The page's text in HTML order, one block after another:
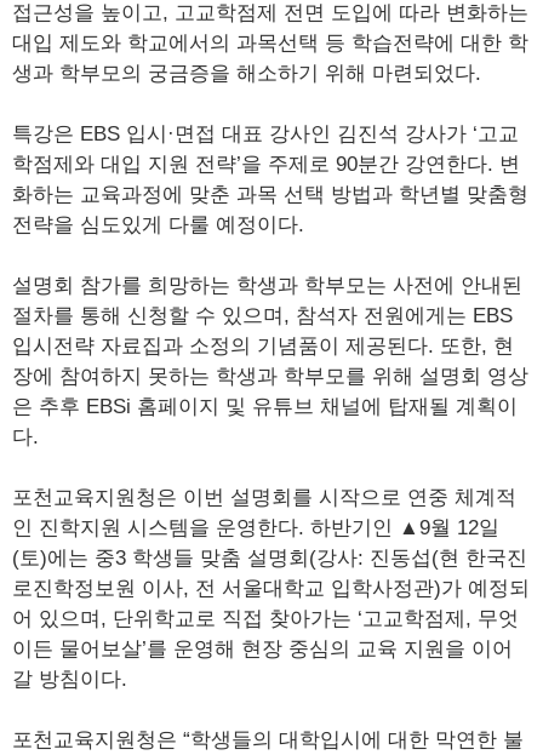
접근성을 높이고, 고교학점제 전면 도입에 따라 변화하는
대입 제도와 학교에서의 과목선택 등 학습전략에 대한 학
생과 학부모의 궁금증을 해소하기 위해 마련되었다.
특강은 EBS 입시·면접 대표 강사인 김진석 강사가 ‘고교
학점제와 대입 지원 전략’을 주제로 90분간 강연한다. 변
화하는 교육과정에 맞춘 과목 선택 방법과 학년별 맞춤형
전략을 심도있게 다룰 예정이다.
설명회 참가를 희망하는 학생과 학부모는 사전에 안내된
절차를 통해 신청할 수 있으며, 참석자 전원에게는 EBS
입시전략 자료집과 소정의 기념품이 제공된다. 또한, 현
장에 참여하지 못하는 학생과 학부모를 위해 설명회 영상
은 추후 EBSi 홈페이지 및 유튜브 채널에 탑재될 계획이
다.
포천교육지원청은 이번 설명회를 시작으로 연중 체계적
인 진학지원 시스템을 운영한다. 하반기인 ▲9월 12일
(토)에는 중3 학생들 맞춤 설명회(강사: 진동섭(현 한국진
로진학정보원 이사, 전 서울대학교 입학사정관)가 예정되
어 있으며, 단위학교로 직접 찾아가는 ‘고교학점제, 무엇
이든 물어보살’를 운영해 현장 중심의 교육 지원을 이어
갈 방침이다.
포천교육지원청은 “학생들의 대학입시에 대한 막연한 불